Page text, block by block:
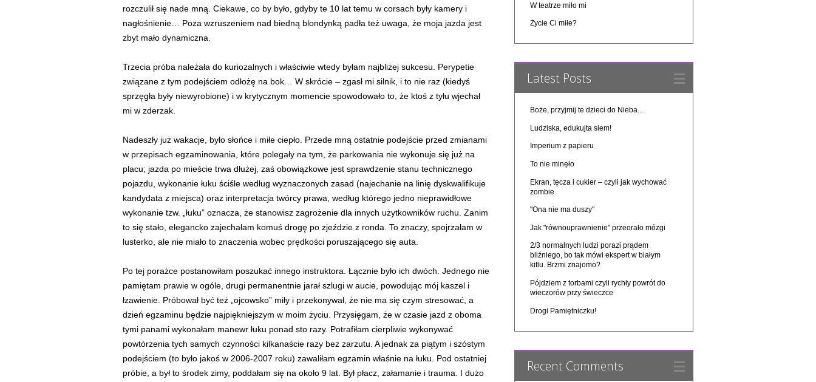
rozczulił się nade mną. Ciekawe, co by było, gdyby te 10 lat temu w corsach były kamery i
nagłośnienie… Poza wzruszeniem nad biedną blondynką padła też uwaga, że moja jazda jest
zbyt mało dynamiczna.
Trzecia próba należała do kuriozalnych i właściwie wtedy byłam najbliżej sukcesu. Perypetie
związane z tym podejściem odłożę na bok… W skrócie – zgasł mi silnik, i to nie raz (kiedyś
sprzęgła były niewyrobione) i w krytycznym momencie spowodowało to, że ktoś z tyłu wjechał
mi w zderzak.
Nadeszły już wakacje, było słońce i miłe ciepło. Przede mną ostatnie podejście przed zmianami
w przepisach egzaminowania, które polegały na tym, że parkowania nie wykonuje się już na
placu; jazda po mieście trwa dłużej, zaś obowiązkowe jest sprawdzenie stanu technicznego
pojazdu, wykonanie łuku ściśle według wyznaczonych zasad (najechanie na linię dyskwalifikuje
kandydata z miejsca) oraz interpretacja twórcy prawa, według którego jedno nieprawidłowe
wykonanie tzw. „łuku” oznacza, że stanowisz zagrożenie dla innych użytkowników ruchu. Zanim
to się stało, elegancko zajechałam komuś drogę po zjeździe z ronda. To znaczy, spojrzałam w
lusterko, ale nie miało to znaczenia wobec prędkości poruszającego się auta.
Po tej porażce postanowiłam poszukać innego instruktora. Łącznie było ich dwóch. Jednego nie
pamiętam prawie w ogóle, drugi permanentnie jarał szlugi w aucie, powodując mój kaszel i
łzawienie. Próbował być też „ojcowsko” miły i przekonywał, że nie ma się czym stresować, a
dzień egzaminu będzie najpiękniejszym w moim życiu. Przysięgam, że w czasie jazd z oboma
tymi panami wykonałam manewr łuku ponad sto razy. Potrafiłam cierpliwie wykonywać
powtórzenia tych samych czynności kilkanaście razy bez zarzutu. A jednak za piątym i szóstym
podejściem (to było jakoś w 2006-2007 roku) zawaliłam egzamin właśnie na łuku. Pod ostatniej
próbie, a był to środek zimy, poddałam się na około 9 lat. Był płacz, załamanie i trauma. I dużo
W teatrze miło mi
Życie Ci miłe?
Latest Posts
Boże, przyjmij te dzieci do Nieba...
Ludziska, edukujta siem!
Imperium z papieru
To nie minęło
Ekran, tęcza i cukier – czyli jak wychować
zombie
"Ona nie ma duszy"
Jak "równouprawnienie" przeorało mózgi
2/3 normalnych ludzi porazi prądem
bliźniego, bo tak mówi ekspert w białym
kitlu. Brzmi znajomo?
Pójdziem z torbami czyli rychły powrót do
wieczorów przy świeczce
Drogi Pamiętniczku!
Recent Comments